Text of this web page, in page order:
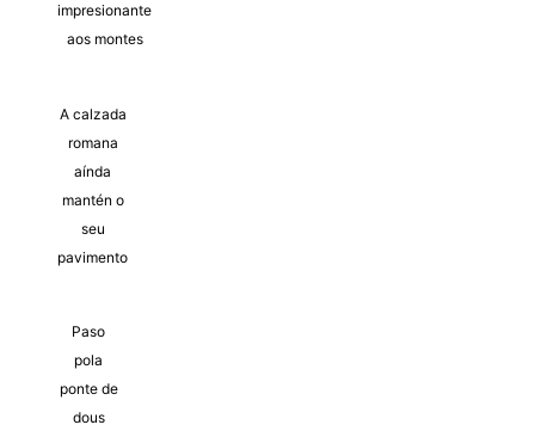
impresionante
aos montes
A calzada
romana
aínda
mantén o
seu
pavimento
Paso
pola
ponte de
dous